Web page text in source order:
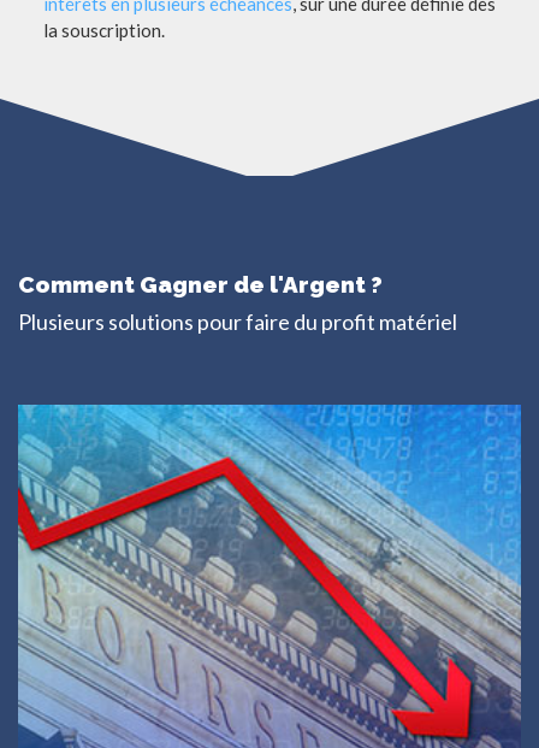
la souscription.
Comment Gagner de l'Argent ?
Plusieurs solutions pour faire du profit matériel